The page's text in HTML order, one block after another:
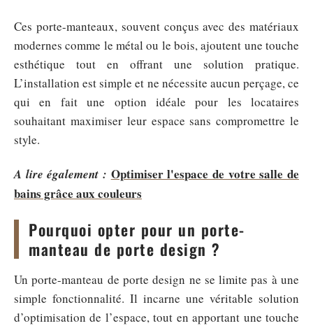
Ces porte-manteaux, souvent conçus avec des matériaux
modernes comme le métal ou le bois, ajoutent une touche
esthétique tout en offrant une solution pratique.
L’installation est simple et ne nécessite aucun perçage, ce
qui en fait une option idéale pour les locataires
souhaitant maximiser leur espace sans compromettre le
style.
A lire également : Optimiser l'espace de votre salle de
bains grâce aux couleurs
Pourquoi opter pour un porte-
manteau de porte design ?
Un porte-manteau de porte design ne se limite pas à une
simple fonctionnalité. Il incarne une véritable solution
d’optimisation de l’espace, tout en apportant une touche